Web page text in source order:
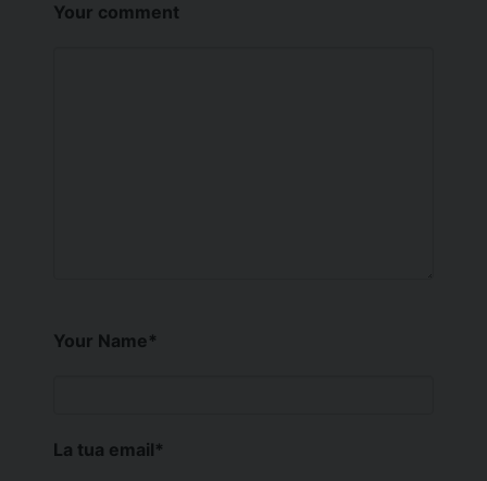
Your comment
Your Name*
La tua email*